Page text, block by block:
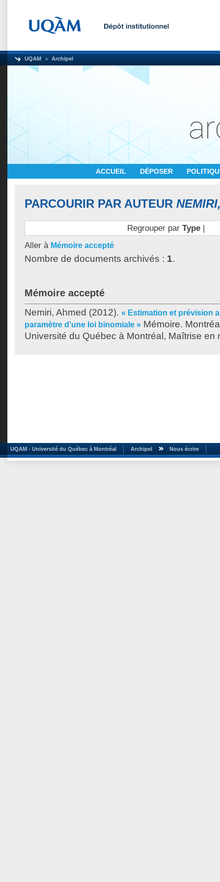
UQAM Archipel
ACCUEIL DÉPOSER
PARCOURIR PAR AUTEUR
Regrouper par Type|
Aller à Mémoire accepté
Nombre de documents archivés : 1.
Mémoire accepté
Nemiri, Ahmed (2012). « Estimation et prévision
paramètre d'une loi binomiale » Mémoire.
Université du Québec à Montréal, Maîtrise en
UQAM - Université du Québec à Montréal Archipel Nous écrire